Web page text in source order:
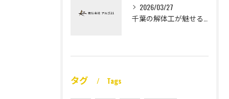
2026/03/27
タグ Tags